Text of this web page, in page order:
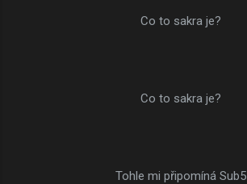
Co to sakra je?
Co to sakra je?
Tohle mi připomíná Sub5